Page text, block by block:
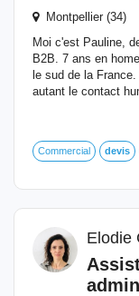
Montpellier
Moi c'est Pauline,
B2B. 7 ans en
le sud de la
autant le contact
Commercial devis
Elodie